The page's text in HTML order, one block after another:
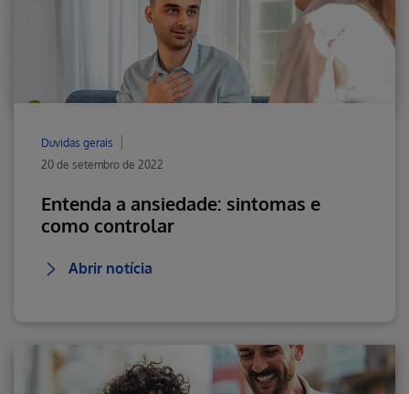
Duvidas gerais
20 de setembro de 2022
Entenda a ansiedade: sintomas e
como controlar
Abrir notícia